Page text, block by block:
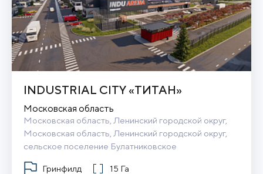
INDUSTRIAL CITY «ТИТАН»
Московская область
Московская область, Ленинский городской округ,
Московская область, Ленинский городской округ,
сельское поселение Булатниковское
Гринфилд 15 Га